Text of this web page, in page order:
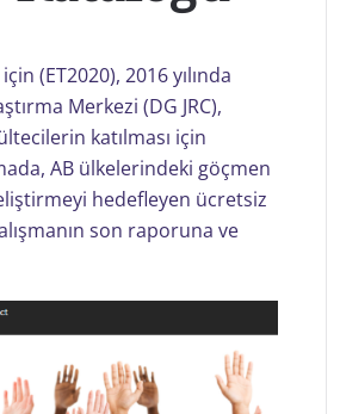
(ET2020), 2016 yılında
Merkezi (DG JRC),
katılması için
AB ülkelerindeki göçmen
hedefleyen ücretsiz
son raporuna ve